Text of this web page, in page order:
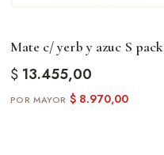
Mate c/ yerb y azuc S pack
$13.455,00
$8.970,00